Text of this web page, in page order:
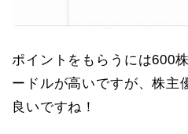
ポイントをもらうには600
ードルが高いですが、株主
良いですね！